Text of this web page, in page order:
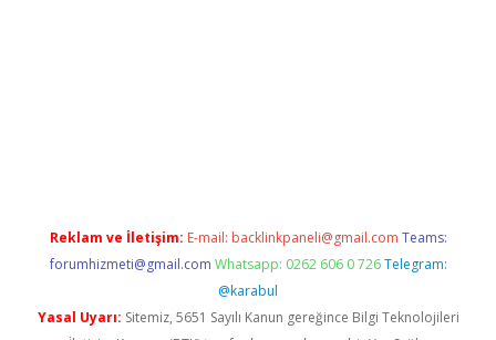
Reklam ve İletişim: E-mail: backlinkpaneli@gmail.com Teams:
forumhizmeti@gmail.com Whatsapp: 0262 606 0 726 Telegram:
@karabul
Yasal Uyarı: Sitemiz, 5651 Sayılı Kanun gereğince Bilgi Teknolojileri